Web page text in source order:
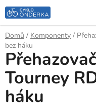
Přejít
na
obsah
Domů / Komponenty /
bez háku
Tourney
háku